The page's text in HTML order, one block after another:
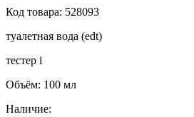
Код товара: 528093
туалетная вода (edt)
тестер i
Объём: 100 мл
Наличие: